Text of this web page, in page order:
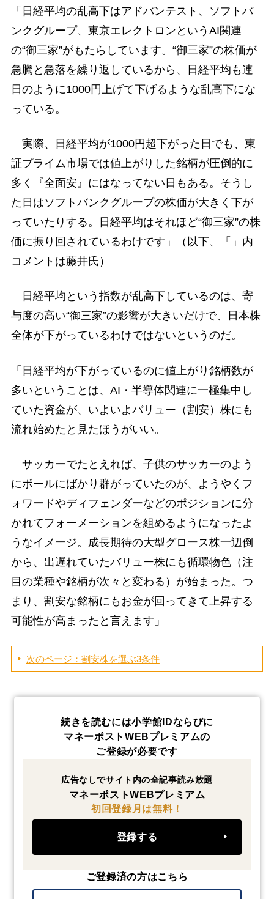
「日経平均の乱高下はアドバンテスト、ソフトバ
ンクグループ、東京エレクトロンというAI関連
の“御三家”がもたらしています。“御三家”の株価が
急騰と急落を繰り返しているから、日経平均も連
日のように1000円上げて下げるような乱高下にな
っている。
実際、日経平均が1000円超下がった日でも、東
証プライム市場では値上がりした銘柄が圧倒的に
多く『全面安』にはなってない日もある。そうし
た日はソフトバンクグループの株価が大きく下が
っていたりする。日経平均はそれほど“御三家”の株
価に振り回されているわけです」（以下、「」内
コメントは藤井氏）
日経平均という指数が乱高下しているのは、寄
与度の高い“御三家”の影響が大きいだけで、日本株
全体が下がっているわけではないというのだ。
「日経平均が下がっているのに値上がり銘柄数が
多いということは、AI・半導体関連に一極集中し
ていた資金が、いよいよバリュー（割安）株にも
流れ始めたと見たほうがいい。
サッカーでたとえれば、子供のサッカーのよう
にボールにばかり群がっていたのが、ようやくフ
ォワードやディフェンダーなどのポジションに分
かれてフォーメーションを組めるようになったよ
うなイメージ。成長期待の大型グロース株一辺倒
から、出遅れていたバリュー株にも循環物色（注
目の業種や銘柄が次々と変わる）が始まった。つ
まり、割安な銘柄にもお金が回ってきて上昇する
可能性が高まったと言えます」
次のページ：割安株を選ぶ3条件
続きを読むには小学館IDならびに
マネーポストWEBプレミアムの
ご登録が必要です
広告なしでサイト内の全記事読み放題
マネーポストWEBプレミアム
初回登録月は無料！
登録する
ご登録済の方はこちら